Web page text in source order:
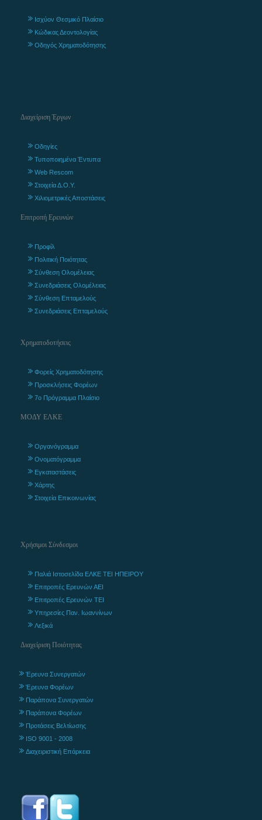
Ισχύον Θεσμικό Πλαίσιο
Κώδικας Δεοντολογίας
Οδηγός Χρηματοδότησης
Διαχείριση Έργων
Οδηγίες
Τυποποιημένα Έντυπα
Web Rescom
Στοιχεία Δ.Ο.Υ.
Χιλιομετρικές Αποστάσεις
Επιτροπή Ερευνών
Προφίλ
Πολιτική Ποιότητας
Σύνθεση Ολομέλειας
Συνεδριάσεις Ολομέλειας
Σύνθεση Επταμελούς
Συνεδριάσεις Επταμελούς
Χρηματοδοτήσεις
Φορείς Χρηματοδότησης
Προσκλήσεις Φορέων
7ο Πρόγραμμα Πλαίσιο
ΜΟΔΥ ΕΛΚΕ
Οργανόγραμμα
Ονοματόγραμμα
Εγκαταστάσεις
Χάρτης
Στοιχεία Επικοινωνίας
Χρήσιμοι Σύνδεσμοι
Παλιά Ιστοσελίδα ΕΛΚΕ ΤΕΙ ΗΠΕΙΡΟΥ
Επιτροπές Ερευνών ΑΕΙ
Επιτροπές Ερευνών ΤΕΙ
Υπηρεσίες Παν. Ιωαννίνων
Λεξικά
Διαχείριση Ποιότητας
Έρευνα Συνεργατών
Έρευνα Φορέων
Παράπονα Συνεργατών
Παράπονα Φορέων
Προτάσεις Βελτίωσης
ISO 9001 - 2008
Διαχειριστική Επάρκεια